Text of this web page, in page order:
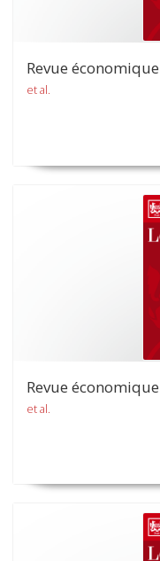
Revue
et al.
Revue
et al.